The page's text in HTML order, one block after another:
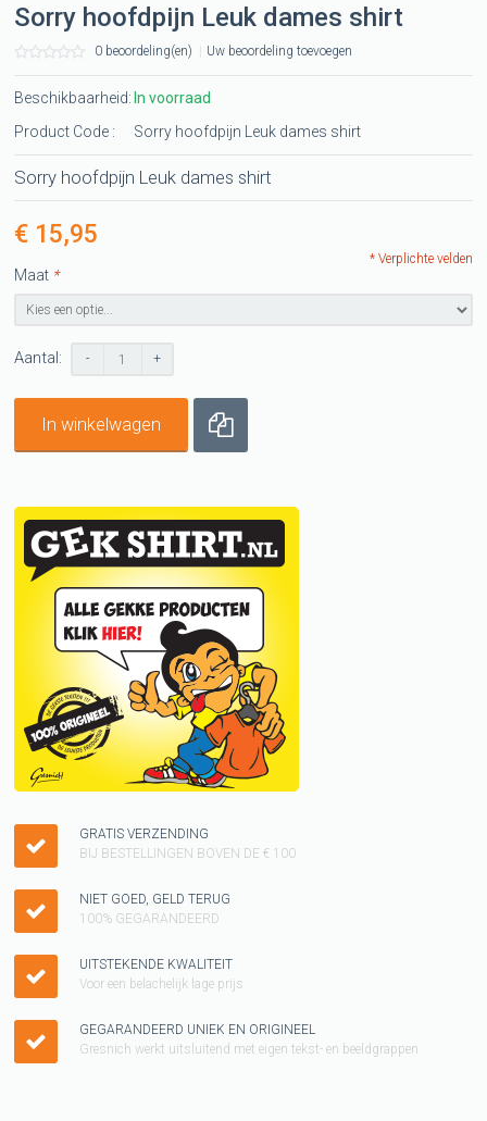
Sorry hoofdpijn Leuk dames shirt
0 beoordeling(en) Uw beoordeling toevoegen
Beschikbaarheid: In voorraad
Product Code :
Sorry hoofdpijn Leuk dames shirt
Sorry hoofdpijn Leuk dames shirt
€ 15,95
*
Maat
* Verplichte velden
Aantal: - +
In winkelwagen
GRATIS VERZENDING
BIJ BESTELLINGEN BOVEN DE € 100
NIET GOED, GELD TERUG
100% GEGARANDEERD
UITSTEKENDE KWALITEIT
Voor een belachelijk lage prijs
GEGARANDEERD UNIEK EN ORIGINEEL
Gresnich werkt uitsluitend met eigen tekst- en beeldgrappen